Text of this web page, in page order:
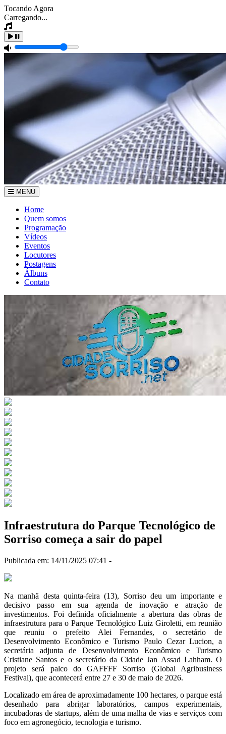
Tocando Agora
Carregando...
MENU
Home
Quem somos
Programação
Vídeos
Eventos
Locutores
Postagens
Álbuns
Contato
Infraestrutura do Parque Tecnológico de
Sorriso começa a sair do papel
Publicada em: 14/11/2025 07:41 -
Na manhã desta quinta-feira (13), Sorriso deu um importante e
decisivo passo em sua agenda de inovação e atração de
investimentos. Foi definida oficialmente a abertura das obras de
infraestrutura para o Parque Tecnológico Luiz Giroletti, em reunião
que reuniu o prefeito Alei Fernandes, o secretário de
Desenvolvimento Econômico e Turismo Paulo Cezar Lucion, a
secretária adjunta de Desenvolvimento Econômico e Turismo
Cristiane Santos e o secretário da Cidade Jan Assad Lahham. O
projeto será palco do GAFFFF Sorriso (Global Agribusiness
Festival), que acontecerá entre 27 e 30 de maio de 2026.
Localizado em área de aproximadamente 100 hectares, o parque está
desenhado para abrigar laboratórios, campos experimentais,
incubadoras de startups, além de uma malha de vias e serviços com
foco em agronegócio, tecnologia e turismo.